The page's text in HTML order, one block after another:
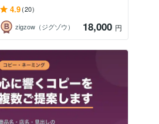
4.9(20)
zigzow（ジグゾウ）
18,000 円